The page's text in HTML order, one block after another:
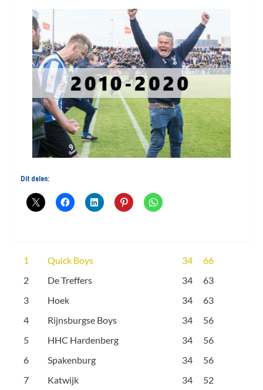
Dit delen:
1 Quick Boys 34
66
2
De Treffers 34
63
3
Hoek 34
63
4
Rijnsburgse Boys 34
56
5
HHC Hardenberg 34
56
6
Spakenburg 34
56
7
Katwijk 34 52